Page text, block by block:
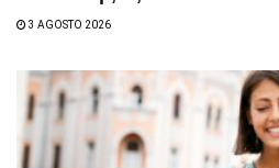
3 AGOSTO 2026